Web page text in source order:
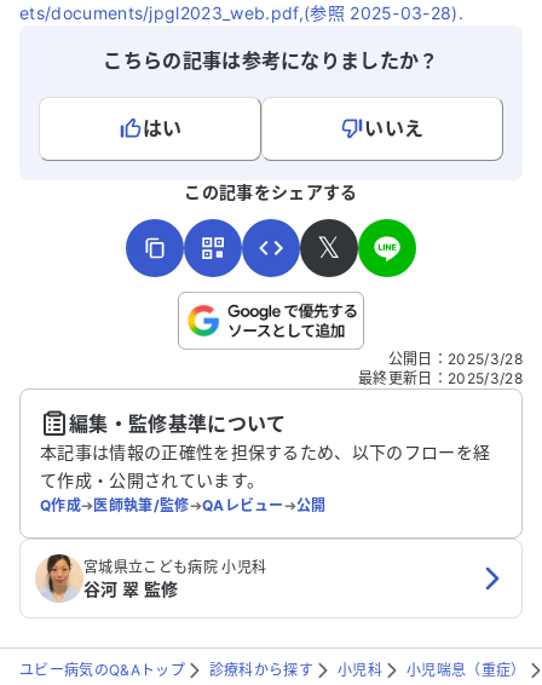
ets/documents/jpgl2023_web.pdf,(参照 2025-03-28).
こちらの記事は参考になりましたか？
はい
いいえ
こちらは送信専用のフォームです。氏名やご自身の病気の詳細な
送信する
この記事をシェアする
𝕏
公開日 ： 2025/3/28
最終更新日 ： 2025/3/28
編集・監修基準について
本記事は情報の正確性を担保するため、以下のフローを経
て作成・公開されています。
Q作成➔医師執筆/監修➔QAレビュー➔公開
宮城県立こども病院 小児科
谷河 翠 監修
ユビー病気のQ&Aトップ 診療科から探す 小児科 小児喘息（重症）